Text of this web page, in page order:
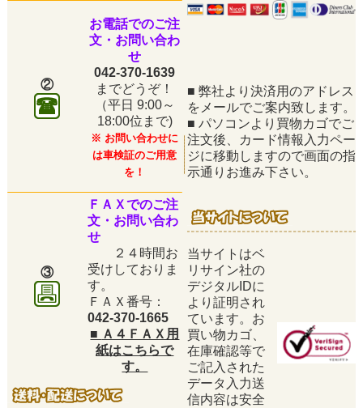
②
お電話でのご注
文・お問い合わ
せ
042-370-1639
までどうぞ！
（平日 9:00～
18:00位まで)
※ お問い合わせに
は車検証のご用意
を！
■ 弊社より決済用のアドレス
をメールでご案内致します。
■ パソコンより買物カゴでご
注文後、カード情報入力ペー
ジに移動しますので画面の指
示通りお進み下さい。
③
ＦＡＸでのご注
文・お問い合わ
せ
２４時間お
受けしておりま
す。
ＦＡＸ番号：
042-370-1665
当サイトはベ
リサイン社の
デジタルIDに
より証明され
ています。お
買い物カゴ、
在庫確認等で
ご記入された
データ入力送
信内容は安全
■ Ａ４ＦＡＸ用
紙はこちらで
す。